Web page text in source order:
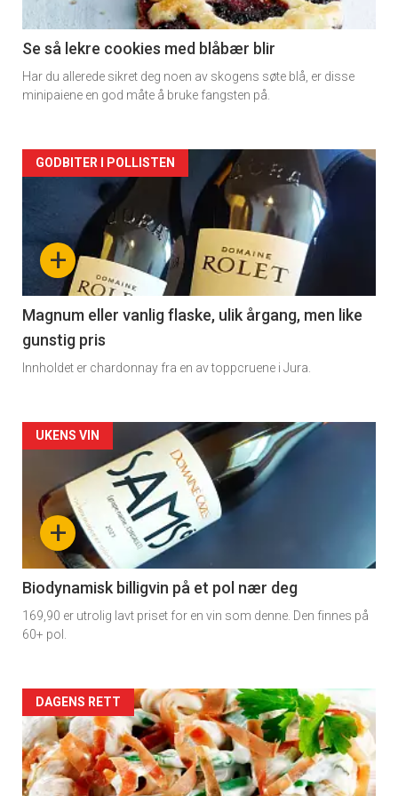
2
Se så lekre cookies med blåbær blir
Har du allerede sikret deg noen av skogens søte blå, er disse
minipaiene en god måte å bruke fangsten på.
Forsiden
akkurat
nå
3
+
GODBITER I POLLISTEN
Magnum eller vanlig flaske, ulik årgang, men like
gunstig pris
Innholdet er chardonnay fra en av toppcruene i Jura.
Forsiden
akkurat
nå
4
+
UKENS VIN
Biodynamisk billigvin på et pol nær deg
169,90 er utrolig lavt priset for en vin som denne. Den finnes på
60+ pol.
Forsiden
akkurat
nå
DAGENS RETT